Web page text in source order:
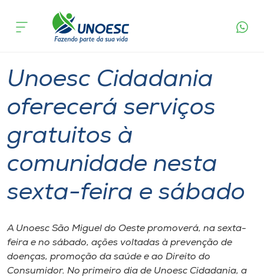
Cursos
Pesquisa
Atendimento ao Estudante
Portal de Ensino
Internacionalização
acontece
Unoesc Cidadania
oferecerá serviços
gratuitos à
comunidade nesta
sexta-feira e sábado
A Unoesc São Miguel do Oeste promoverá, na sexta-
feira e no sábado, ações voltadas à prevenção de
doenças, promoção da saúde e ao Direito do
Consumidor. No primeiro dia de Unoesc Cidadania, a